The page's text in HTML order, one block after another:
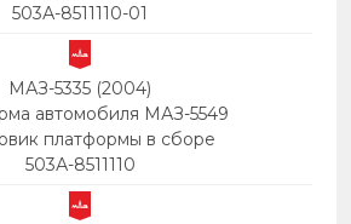
503А-8511110-01
МАЗ-5335 (2004)
автомобиля МАЗ-5549
платформы в сборе
503А-8511110